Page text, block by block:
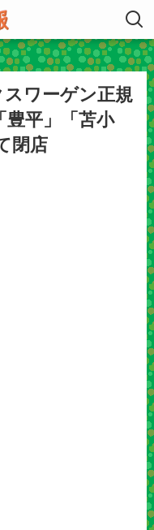
ワーゲン正規
豊平」「苫小
閉店